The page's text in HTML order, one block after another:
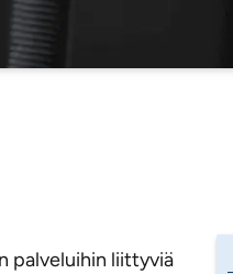
palveluihin liittyviä